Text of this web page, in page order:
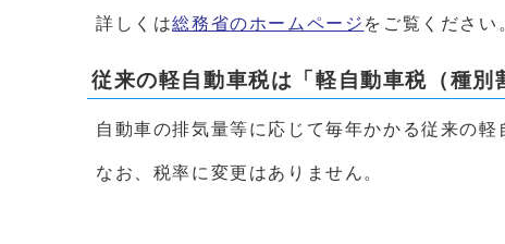
詳しくは総務省のホームページ をご覧ください
従来の軽自動車税は「軽自動車税（種別
自動車の排気量等に応じて毎年かかる従来の
なお、税率に変更はありません。